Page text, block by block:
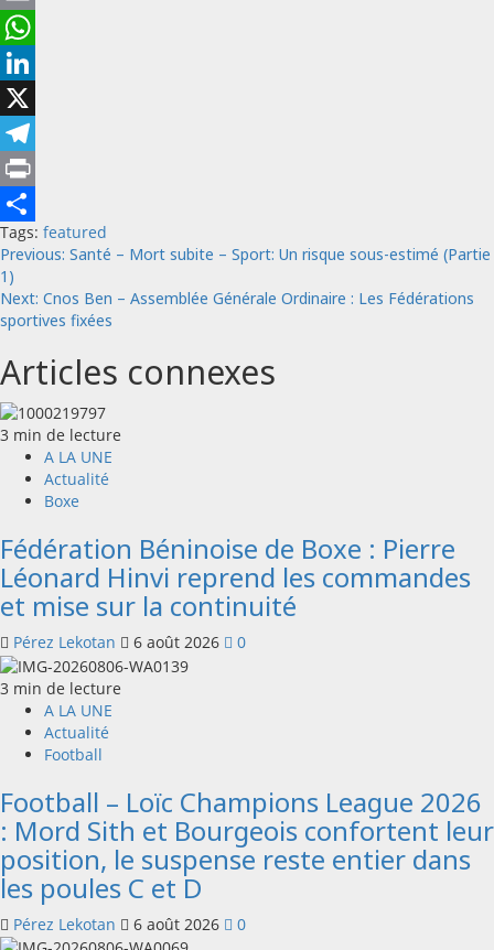
Email
WhatsApp
LinkedIn
X
Telegram
Print
Partager
Tags: featured
Post
navigation
Previous: Santé – Mort subite – Sport: Un risque sous-estimé (Partie
1)
Next: Cnos Ben – Assemblée Générale Ordinaire : Les Fédérations
sportives fixées
Articles connexes
3 min de lecture
A LA UNE
Actualité
Boxe
Fédération Béninoise de Boxe : Pierre
Léonard Hinvi reprend les commandes
et mise sur la continuité
Pérez Lekotan 6 août 2026 0
3 min de lecture
A LA UNE
Actualité
Football
Football – Loïc Champions League 2026
: Mord Sith et Bourgeois confortent leur
position, le suspense reste entier dans
les poules C et D
Pérez Lekotan 6 août 2026 0